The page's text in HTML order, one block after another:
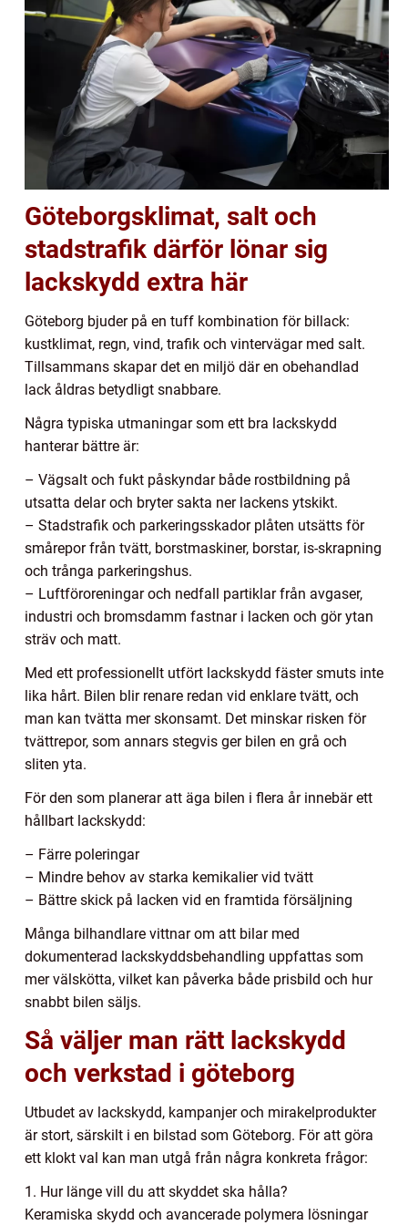
Göteborgsklimat, salt och
stadstrafik därför lönar sig
lackskydd extra här
Göteborg bjuder på en tuff kombination för billack:
kustklimat, regn, vind, trafik och vintervägar med salt.
Tillsammans skapar det en miljö där en obehandlad
lack åldras betydligt snabbare.
Några typiska utmaningar som ett bra lackskydd
hanterar bättre är:
– Vägsalt och fukt påskyndar både rostbildning på
utsatta delar och bryter sakta ner lackens ytskikt.
– Stadstrafik och parkeringsskador plåten utsätts för
smårepor från tvätt, borstmaskiner, borstar, is-skrapning
och trånga parkeringshus.
– Luftföroreningar och nedfall partiklar från avgaser,
industri och bromsdamm fastnar i lacken och gör ytan
sträv och matt.
Med ett professionellt utfört lackskydd fäster smuts inte
lika hårt. Bilen blir renare redan vid enklare tvätt, och
man kan tvätta mer skonsamt. Det minskar risken för
tvättrepor, som annars stegvis ger bilen en grå och
sliten yta.
För den som planerar att äga bilen i flera år innebär ett
hållbart lackskydd:
– Färre poleringar
– Mindre behov av starka kemikalier vid tvätt
– Bättre skick på lacken vid en framtida försäljning
Många bilhandlare vittnar om att bilar med
dokumenterad lackskyddsbehandling uppfattas som
mer välskötta, vilket kan påverka både prisbild och hur
snabbt bilen säljs.
Så väljer man rätt lackskydd
och verkstad i göteborg
Utbudet av lackskydd, kampanjer och mirakelprodukter
är stort, särskilt i en bilstad som Göteborg. För att göra
ett klokt val kan man utgå från några konkreta frågor:
1. Hur länge vill du att skyddet ska hålla?
Keramiska skydd och avancerade polymera lösningar